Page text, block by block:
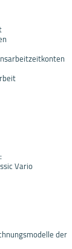
Vario
der